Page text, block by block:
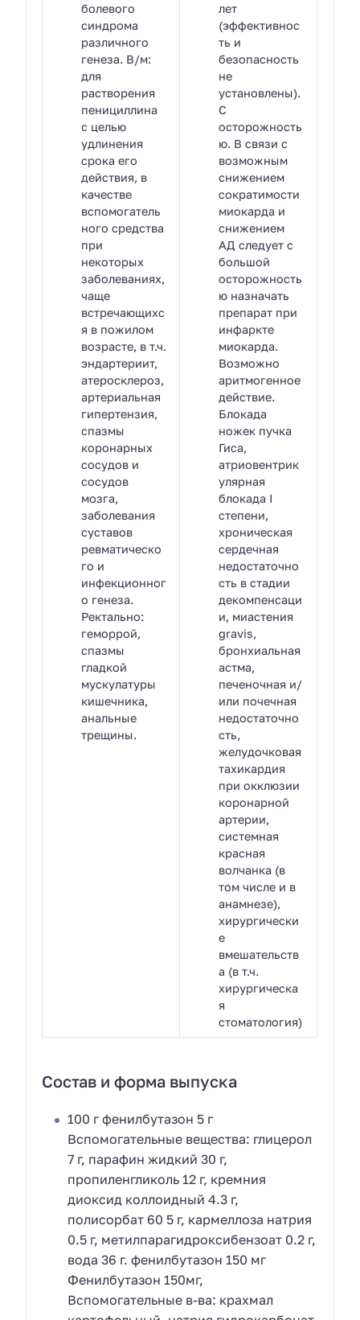
болевого
синдрома
различного
генеза. В/м:
для
растворения
пенициллина
с целью
удлинения
срока его
действия, в
качестве
вспомогатель
ного средства
при
некоторых
заболеваниях,
чаще
встречающихс
я в пожилом
возрасте, в т.ч.
эндартериит,
атеросклероз,
артериальная
гипертензия,
спазмы
коронарных
сосудов и
сосудов
мозга,
заболевания
суставов
ревматическо
го и
инфекционног
о генеза.
Ректально:
геморрой,
спазмы
гладкой
мускулатуры
кишечника,
анальные
трещины.
лет
(эффективнос
ть и
безопасность
не
установлены).
С
осторожность
ю. В связи с
возможным
снижением
сократимости
миокарда и
снижением
АД следует с
большой
осторожность
ю назначать
препарат при
инфаркте
миокарда.
Возможно
аритмогенное
действие.
Блокада
ножек пучка
Гиса,
атриовентрик
улярная
блокада I
степени,
хроническая
сердечная
недостаточно
сть в стадии
декомпенсаци
и, миастения
gravis,
бронхиальная
астма,
печеночная и/
или почечная
недостаточно
сть,
желудочковая
тахикардия
при окклюзии
коронарной
артерии,
системная
красная
волчанка (в
том числе и в
анамнезе),
хирургически
е
вмешательств
а (в т.ч.
хирургическа
я
стоматология)
Состав и форма выпуска
100 г фенилбутазон 5 г
Вспомогательные вещества: глицерол
7 г, парафин жидкий 30 г,
пропиленгликоль 12 г, кремния
диоксид коллоидный 4.3 г,
полисорбат 60 5 г, кармеллоза натрия
0.5 г, метилпарагидроксибензоат 0.2 г,
вода 36 г. фенилбутазон 150 мг
Фенилбутазон 150мг,
Вспомогательные в-ва: крахмал